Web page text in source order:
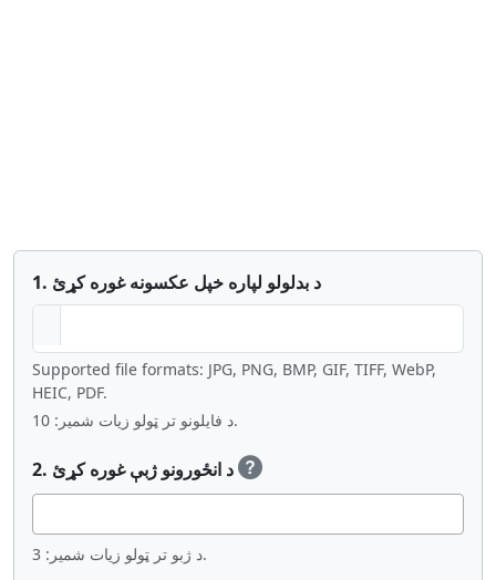
1. د بدلولو لپاره خپل عکسونه غوره کړئ
Supported file formats: JPG, PNG, BMP, GIF, TIFF, WebP,
HEIC, PDF.
د فایلونو تر ټولو زیات شمیر: 10.
د ژبو تر ټولو زیات شمیر: 3.